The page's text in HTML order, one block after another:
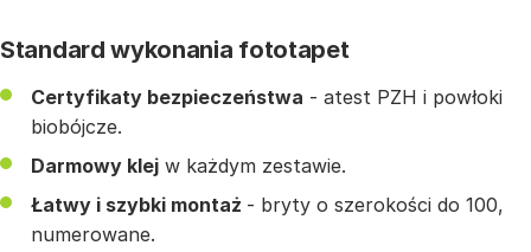
Standard wykonania fototapet
Certyfikaty bezpieczeństwa - atest PZH i powłoki
biobójcze.
Darmowy klej w każdym zestawie.
Łatwy i szybki montaż - bryty o szerokości do 100,
numerowane.